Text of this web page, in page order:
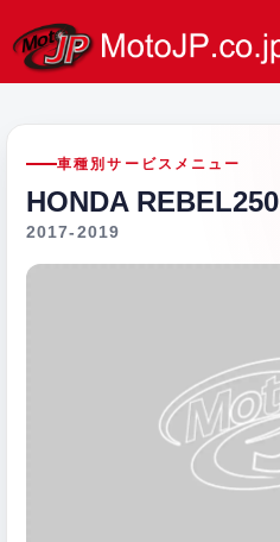
車種別サービスメニュー
HONDA REBEL250
2017-2019